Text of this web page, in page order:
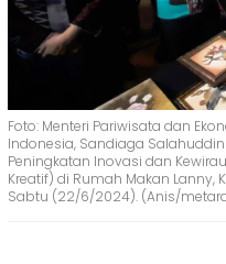
Foto: Menteri Pariwisata dan
Indonesia, Sandiaga
Peningkatan Inovasi dan
Kreatif) di Rumah Makan Lanny,
Sabtu (22/6/2024). (Anis/